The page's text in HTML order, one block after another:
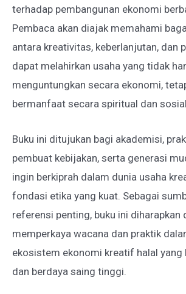
terhadap pembangunan ekonomi
Pembaca akan diajak memahami
antara kreativitas, keberlanjutan, dan
dapat melahirkan usaha yang tidak
menguntungkan secara ekonomi,
bermanfaat secara spiritual dan
Buku ini ditujukan bagi akademisi,
pembuat kebijakan, serta generasi
ingin berkiprah dalam dunia usaha
fondasi etika yang kuat. Sebagai
referensi penting, buku ini diharapkan
memperkaya wacana dan praktik
ekosistem ekonomi kreatif halal yang
dan berdaya saing tinggi.